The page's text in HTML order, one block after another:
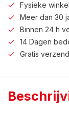
Fysieke
Meer dan 30
Binnen 24 h
14 Dagen
Gratis